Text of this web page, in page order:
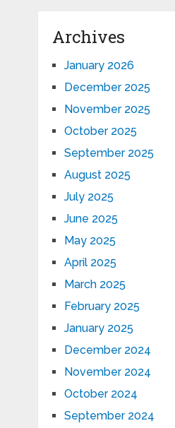
Archives
January 2026
December 2025
November 2025
October 2025
September 2025
August 2025
July 2025
June 2025
May 2025
April 2025
March 2025
February 2025
January 2025
December 2024
November 2024
October 2024
September 2024